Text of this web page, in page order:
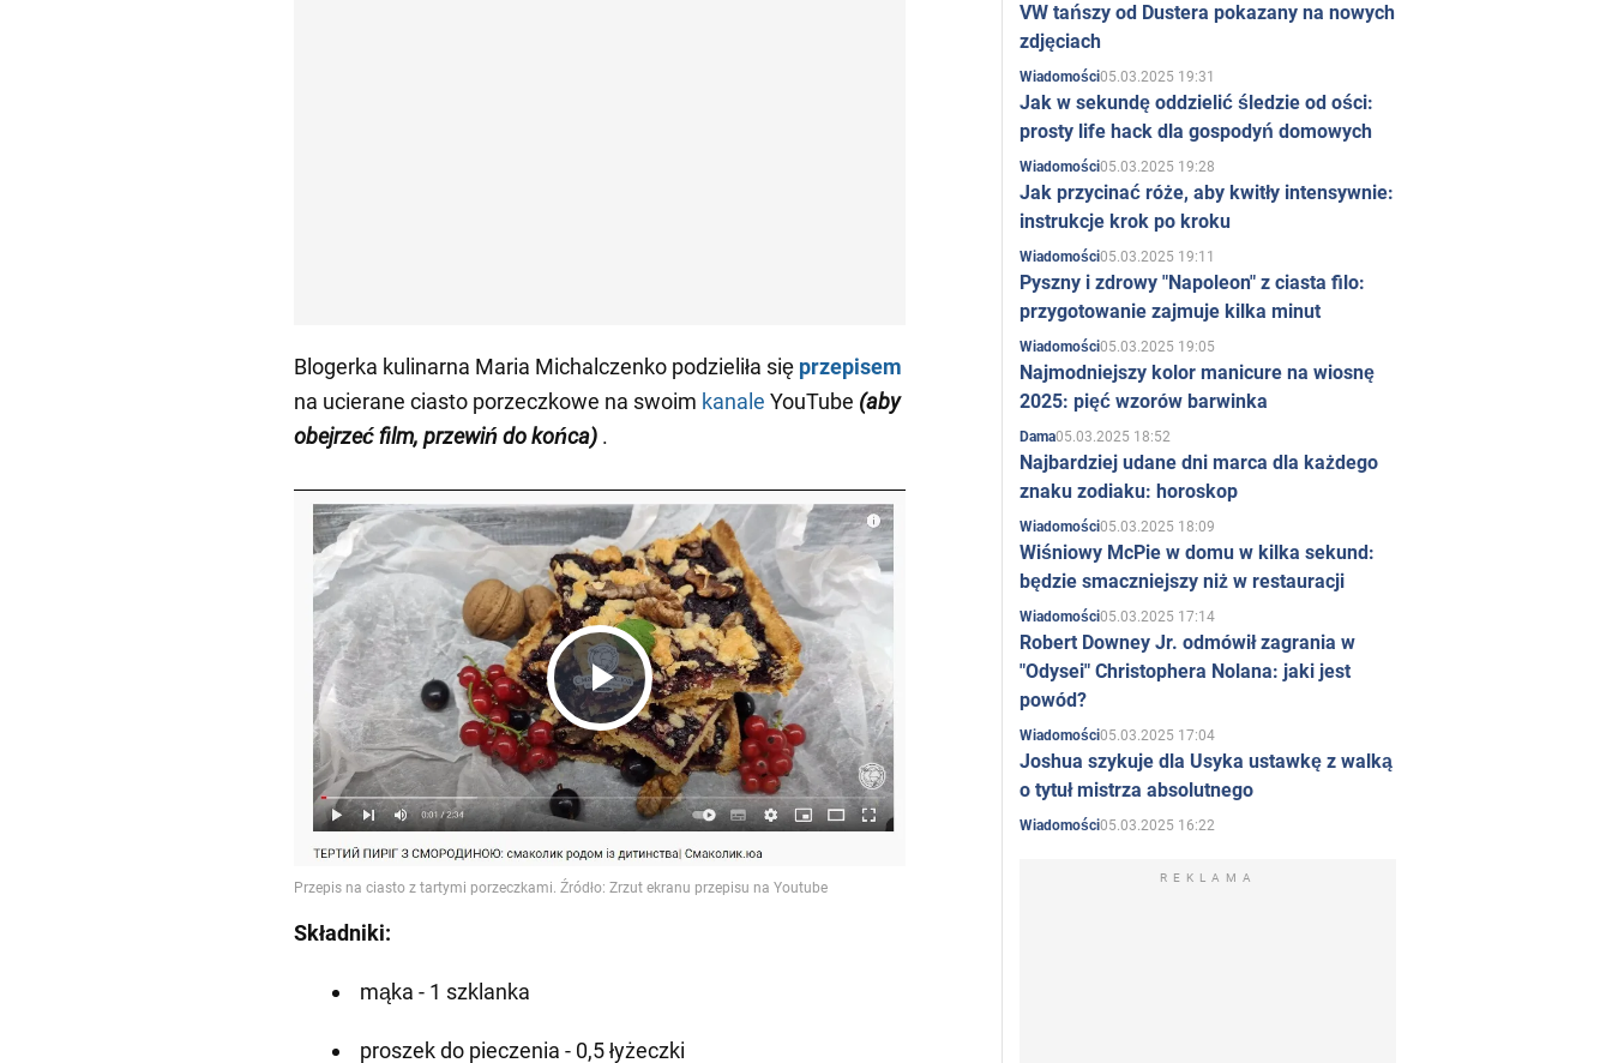
Blogerka kulinarna Maria Michalczenko podzieliła się przepisem
na ucierane ciasto porzeczkowe na swoim kanale YouTube (aby
obejrzeć film, przewiń do końca) .
Play
Video
Składniki:
mąka - 1 szklanka
proszek do pieczenia - 0,5 łyżeczki
VW tańszy od Dustera pokazany na nowych
zdjęciach
Wiadomości05.03.2025 19:31
Jak w sekundę oddzielić śledzie od ości:
prosty life hack dla gospodyń domowych
Wiadomości05.03.2025 19:28
Jak przycinać róże, aby kwitły intensywnie:
instrukcje krok po kroku
Wiadomości05.03.2025 19:11
Pyszny i zdrowy "Napoleon" z ciasta filo:
przygotowanie zajmuje kilka minut
Wiadomości05.03.2025 19:05
Najmodniejszy kolor manicure na wiosnę
2025: pięć wzorów barwinka
Dama05.03.2025 18:52
Najbardziej udane dni marca dla każdego
znaku zodiaku: horoskop
Wiadomości05.03.2025 18:09
Wiśniowy McPie w domu w kilka sekund:
będzie smaczniejszy niż w restauracji
Wiadomości05.03.2025 17:14
Robert Downey Jr. odmówił zagrania w
"Odysei" Christophera Nolana: jaki jest
powód?
Wiadomości05.03.2025 17:04
Joshua szykuje dla Usyka ustawkę z walką
o tytuł mistrza absolutnego
Wiadomości05.03.2025 16:22
REKLAMA